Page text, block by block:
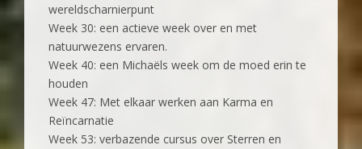
wereldscharnierpunt
Week 30: een actieve week over en met
natuurwezens ervaren.
Week 40: een Michaëls week om de moed erin te
houden
Week 47: Met elkaar werken aan Karma en
Reïncarnatie
Week 53: verbazende cursus over Sterren en